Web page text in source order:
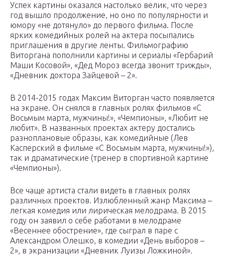
Успех картины оказался настолько велик, что через
год вышло продолжение, но оно по популярности и
юмору «не дотянуло» до первого фильма. После
ярких комедийных ролей на актера посыпались
приглашения в другие ленты. Фильмографию
Виторгана пополнили картины и сериалы «Гербарий
Маши Косовой», «Дед Мороз всегда звонит трижды»,
«Дневник доктора Зайцевой – 2».
В 2014-2015 годах Максим Виторган часто появляется
на экране. Он снялся в главных ролях фильмов «С
Восьмым марта, мужчины!», «Чемпионы», «Любит не
любит». В названных проектах актеру достались
разноплановые образы, как комедийные (Лев
Касперский в фильме «С Восьмым марта, мужчины!»),
так и драматические (тренер в спортивной картине
«Чемпионы»).
Все чаще артиста стали видеть в главных ролях
различных проектов. Излюбленный жанр Максима –
легкая комедия или лирическая мелодрама. В 2015
году он заявил о себе работами в мелодраме
«Весеннее обострение», где сыграл в паре с
Александром Олешко, в комедии «День выборов –
2», в экранизации «Дневник Луизы Ложкиной».